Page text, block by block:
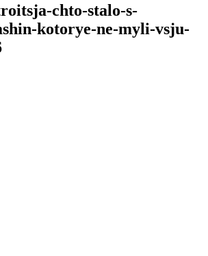
chto-stalo-s-
kotorye-ne-myli-vsju-